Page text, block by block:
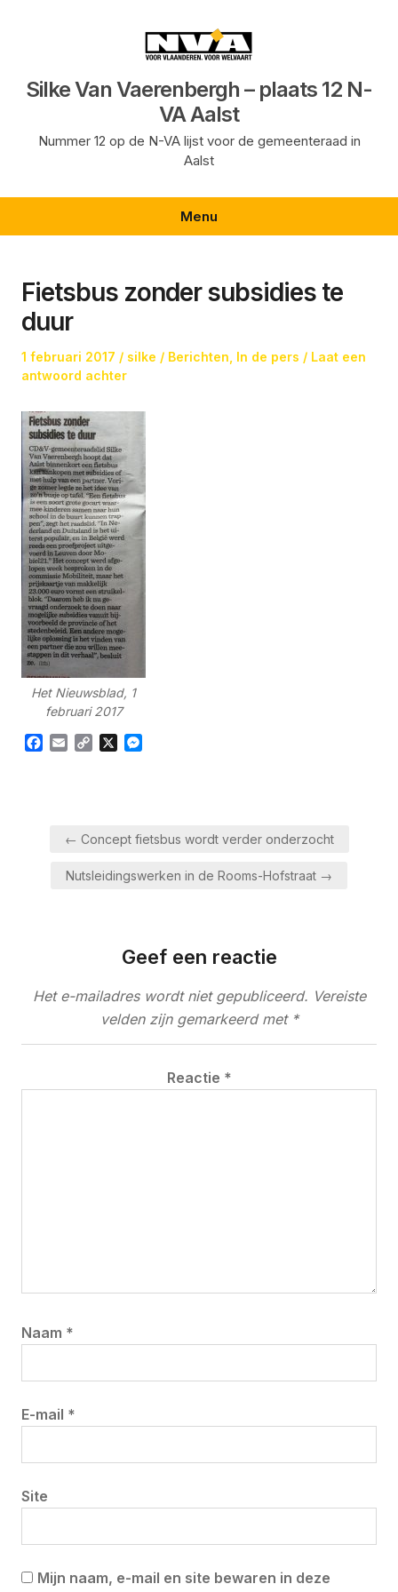
inhoudSilke Van Vaerenbergh – plaats 12 N-
VA Aalst
Nummer 12 op de N-VA lijst voor de gemeenteraad in
Aalst
Menu
Fietsbus zonder subsidies te
duur
Geplaatst
op
1 februari 2017 Auteur
silke
Geplaatst
Berichten In de pers
Laat een
antwoord achter
Het Nieuwsblad, 1
februari 2017
Facebook
Email Copy
Bericht
← Concept fietsbus wordt verder onderzocht
Nutsleidingswerken in de Rooms-Hofstraat →
Geef een reactie
Het e-mailadres wordt niet gepubliceerd. Vereiste
velden zijn gemarkeerd met *
Reactie *
Naam *
E-mail *
Site
Mijn naam, e-mail en site bewaren in deze